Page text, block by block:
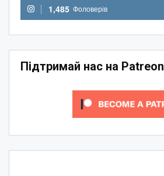
1,485 Фоловерів
Підтримай нас на Patreon